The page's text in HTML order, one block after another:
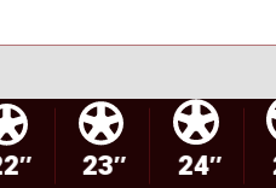
23″ 24″